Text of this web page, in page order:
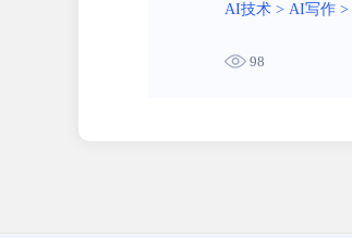
AI技术 > AI写作 >
98